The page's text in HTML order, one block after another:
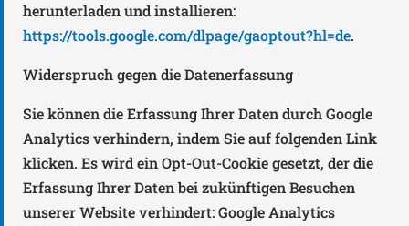
herunterladen und installieren:
https://tools.google.com/dlpage/gaoptout?hl=de.
Widerspruch gegen die Datenerfassung
Sie können die Erfassung Ihrer Daten durch Google
Analytics verhindern, indem Sie auf folgenden Link
klicken. Es wird ein Opt-Out-Cookie gesetzt, der die
Erfassung Ihrer Daten bei zukünftigen Besuchen
unserer Website verhindert: Google Analytics